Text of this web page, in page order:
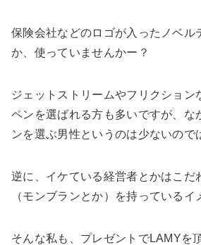
保険会社などのロゴが入ったノベル
か、使っていませんかー？
ジェットストリームやフリクション
ペンを選ばれる方も多いですが、な
ンを選ぶ男性というのは少ないので
逆に、イケている経営者とかはこだ
（モンブランとか）を持っているイ
そんな私も、プレゼントでLAMYを